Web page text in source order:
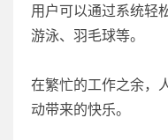
用户可以通过系统轻
游泳、羽毛球等。
在繁忙的工作之余，
动带来的快乐。